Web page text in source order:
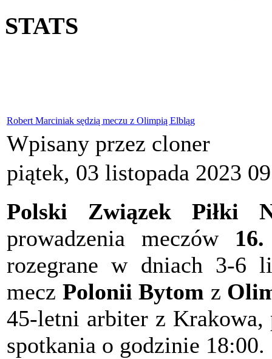
STATS
Robert Marciniak sędzią meczu z Olimpią Elbląg
Wpisany przez cloner
piątek, 03 listopada 2023
Polski Związek Piłki
prowadzenia meczów
rozegrane w dniach 3-6
mecz Polonii Bytom z
45-letni arbiter z
spotkania o godzinie 18:00.